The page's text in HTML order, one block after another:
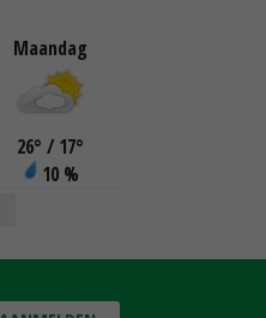
Maandag
26° / 17°
10 %